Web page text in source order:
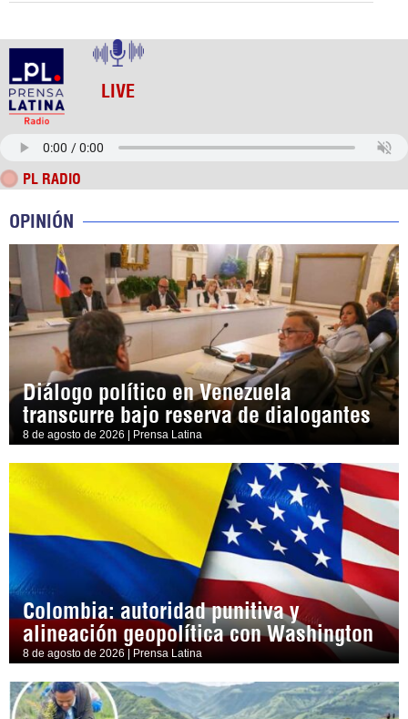
LIVE
PL RADIO
OPINIÓN
Diálogo político en Venezuela
transcurre bajo reserva de dialogantes
8 de agosto de 2026 | Prensa Latina
Colombia: autoridad punitiva y
alineación geopolítica con Washington
8 de agosto de 2026 | Prensa Latina